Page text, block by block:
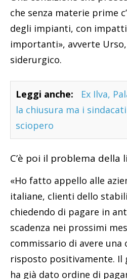
che senza materie prime
degli impianti, con
importanti», avverte
siderurgico.
Leggi anche:
Ex Ilva,
la chiusura ma i
sciopero
C’è poi il problema della
«Ho fatto appello alle
italiane, clienti dello
chiedendo di pagare in
scadenza nei prossimi
commissario di avere una
risposto positivamente. Il
ha già dato ordine di